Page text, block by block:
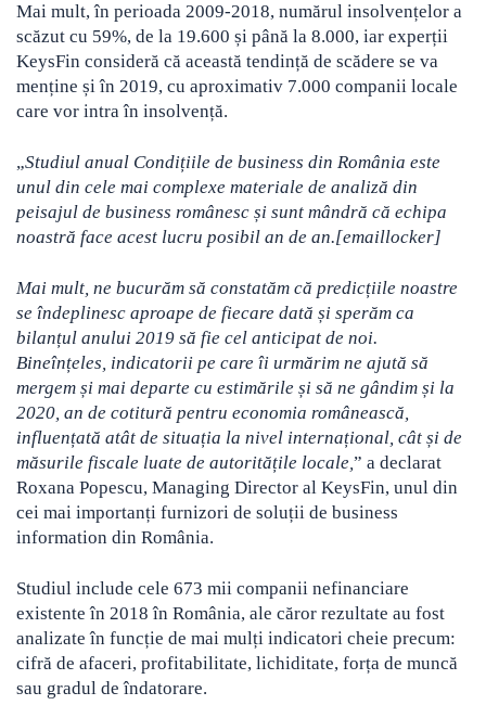
Mai mult, în perioada 2009-2018, numărul insolvențelor a
scăzut cu 59%, de la 19.600 și până la 8.000, iar experții
KeysFin consideră că această tendință de scădere se va
menține și în 2019, cu aproximativ 7.000 companii locale
care vor intra în insolvență.
„Studiul anual Condițiile de business din România este
unul din cele mai complexe materiale de analiză din
peisajul de business românesc și sunt mândră că echipa
noastră face acest lucru posibil an de an.[emaillocker]
Mai mult, ne bucurăm să constatăm că predicțiile noastre
se îndeplinesc aproape de fiecare dată și sperăm ca
bilanțul anului 2019 să fie cel anticipat de noi.
Bineînțeles, indicatorii pe care îi urmărim ne ajută să
mergem și mai departe cu estimările și să ne gândim și la
2020, an de cotitură pentru economia românească,
influențată atât de situația la nivel internațional, cât și de
măsurile fiscale luate de autoritățile locale,” a declarat
Roxana Popescu, Managing Director al KeysFin, unul din
cei mai importanți furnizori de soluții de business
information din România.
Studiul include cele 673 mii companii nefinanciare
existente în 2018 în România, ale căror rezultate au fost
analizate în funcție de mai mulți indicatori cheie precum:
cifră de afaceri, profitabilitate, lichiditate, forța de muncă
sau gradul de îndatorare.